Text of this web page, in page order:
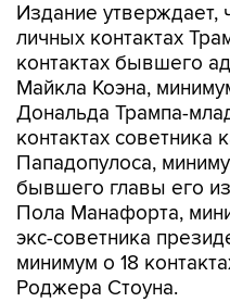
Издание утверждает,
личных контактах
контактах бывшего
Майкла Коэна,
Дональда Трампа-
контактах
Пападопулоса,
бывшего главы его
Пола Манафорта,
экс-советника
минимум о 18
Роджера Стоуна.